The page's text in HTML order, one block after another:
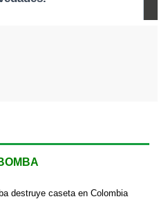
destruye caseta en Colombia